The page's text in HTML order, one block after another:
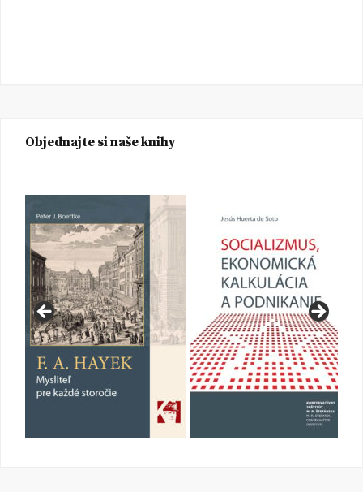
Objednajte si naše knihy